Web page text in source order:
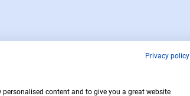
Privacy policy
content and to give you a great website